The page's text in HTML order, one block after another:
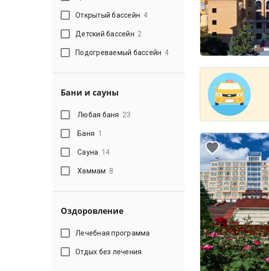
Открытый бассейн 4
Детский бассейн 2
Подогреваемый бассейн 4
Бани и сауны
Любая баня 23
Баня 1
Сауна 14
Хаммам 8
Оздоровление
Лечебная программа
Отдых без лечения